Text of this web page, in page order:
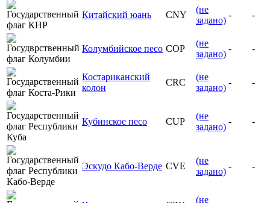
Китайский юань CNY
(не
задано)
- -
Колумбийское песо COP
(не
задано)
- -
Костариканский
колон
CRC
(не
задано)
- -
Кубинское песо CUP
(не
задано)
- -
Эскудо Кабо-Верде CVE
(не
задано)
- -
(не